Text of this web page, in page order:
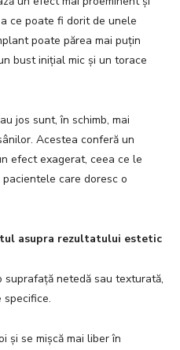
ce poate fi dorit de unele
poate părea mai puțin
bust inițial mic și un torace
jos sunt, în schimb, mai
Acestea conferă un
efect exagerat, ceea ce le
care doresc o
asupra rezultatului estetic
netedă sau texturată,
și se mișcă mai liber în